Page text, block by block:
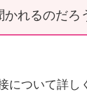
かれるのだろ
について詳し